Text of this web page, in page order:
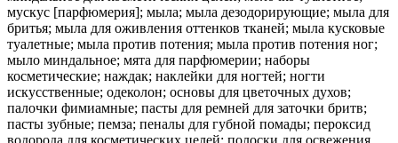
мускус [парфюмерия]; мыла; мыла дезодорирующие; мыла для
бритья; мыла для оживления оттенков тканей; мыла кусковые
туалетные; мыла против потения; мыла против потения ног;
мыло миндальное; мята для парфюмерии; наборы
косметические; наждак; наклейки для ногтей; ногти
искусственные; одеколон; основы для цветочных духов;
палочки фимиамные; пасты для ремней для заточки бритв;
пасты зубные; пемза; пеналы для губной помады; пероксид
водорода для косметических целей; полоски для освежения